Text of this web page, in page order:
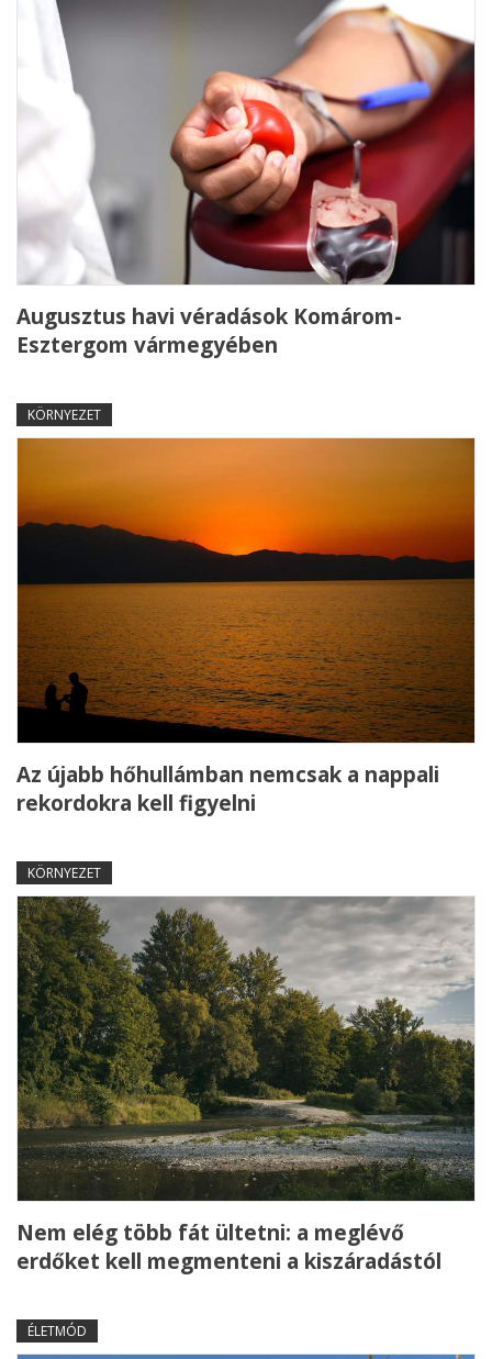
Augusztus havi véradások Komárom-
Esztergom vármegyében
KÖRNYEZET
Az újabb hőhullámban nemcsak a nappali
rekordokra kell figyelni
KÖRNYEZET
Nem elég több fát ültetni: a meglévő
erdőket kell megmenteni a kiszáradástól
ÉLETMÓD